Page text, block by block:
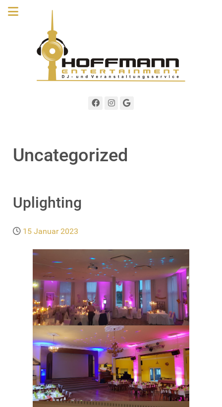
Uncategorized
Uplighting
15 Januar 2023